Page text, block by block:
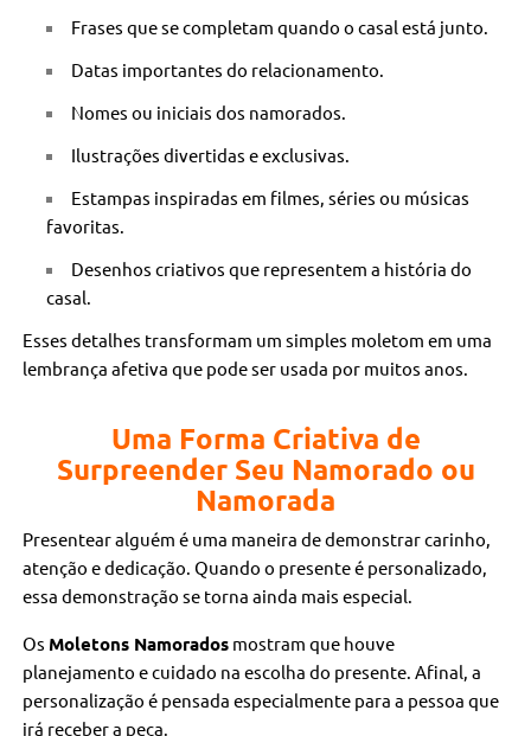
Frases que se completam quando o casal está junto.
Datas importantes do relacionamento.
Nomes ou iniciais dos namorados.
Ilustrações divertidas e exclusivas.
Estampas inspiradas em filmes, séries ou músicas
favoritas.
Desenhos criativos que representem a história do
casal.
Esses detalhes transformam um simples moletom em uma
lembrança afetiva que pode ser usada por muitos anos.
Uma Forma Criativa de
Surpreender Seu Namorado ou
Namorada
Presentear alguém é uma maneira de demonstrar carinho,
atenção e dedicação. Quando o presente é personalizado,
essa demonstração se torna ainda mais especial.
Os Moletons Namorados mostram que houve
planejamento e cuidado na escolha do presente. Afinal, a
personalização é pensada especialmente para a pessoa que
irá receber a peça.